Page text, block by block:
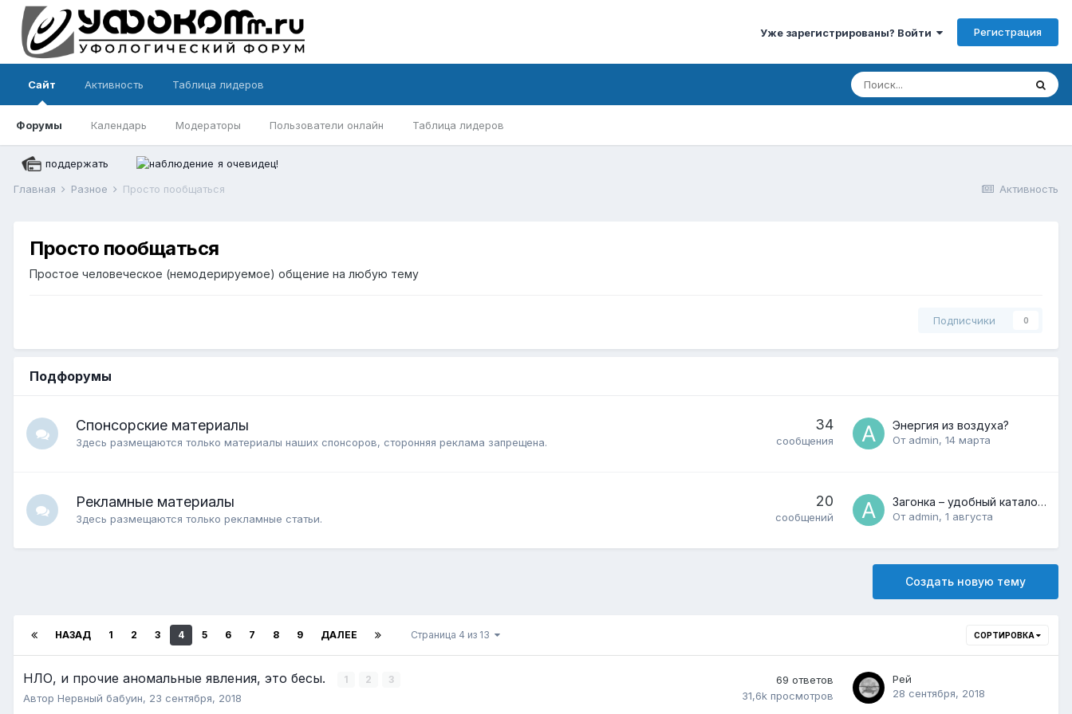
Уже зарегистрированы? Войти Регистрация
Сайт
Форумы Календарь Модераторы Пользователи онлайн Таблица лидеров
Активность Таблица лидеров
поддержать
я очевидец!
Активность
Главная Разное Просто пообщаться
Просто пообщаться
Простое человеческое (немодерируемое) общение на любую тему
Подписчики 0
Подфорумы
Спонсорские материалы
Здесь размещаются только материалы наших спонсоров, сторонняя реклама запрещена.
34
сообщения
Энергия из воздуха?
От admin, 14 марта
Рекламные материалы
Здесь размещаются только рекламные статьи.
20
сообщений
Загонка – удобный каталог фильмов и сериалов для онлайн-просмотра
От admin, 1 августа
Создать новую тему
СОРТИРОВКА
НАЗАД 1 2 3 4 5 6 7 8 9 ДАЛЕЕ Страница 4 из 13
НЛО, и прочие аномальные явления, это бесы. 1 2 3
Автор Нервный бабуин, 23 сентября, 2018
69 ответов
31,6k просмотров
Рей
28 сентября, 2018